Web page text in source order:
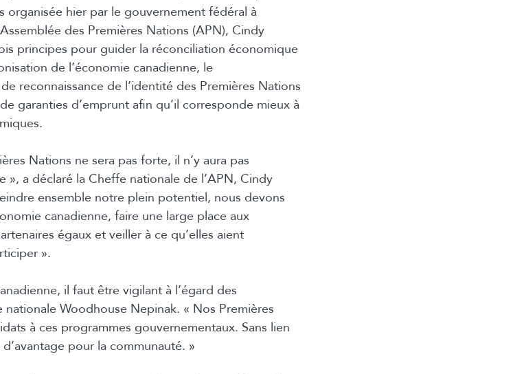
organisée hier par le gouvernement fédéral à
des Premières Nations (APN), Cindy
principes pour guider la réconciliation économique
de l’économie canadienne, le
reconnaissance de l’identité des Premières Nations
garanties d’emprunt afin qu’il corresponde mieux à
Nations ne sera pas forte, il n’y aura pas
», a déclaré la Cheffe nationale de l’APN, Cindy
ensemble notre plein potentiel, nous devons
canadienne, faire une large place aux
égaux et veiller à ce qu’elles aient
».
il faut être vigilant à l’égard des
Woodhouse Nepinak. « Nos Premières
à ces programmes gouvernementaux. Sans lien
pour la communauté. »